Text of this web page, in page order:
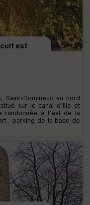
est
Saint-Domineuc au nord
sur le canal d'Ille et
randonnée à l'est de la
: parking de la base de